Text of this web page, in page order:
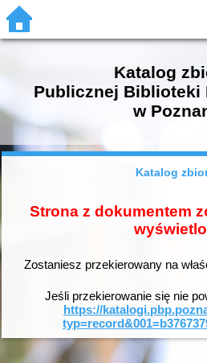
Katalog
Publicznej Biblioteki
w
Katalog
Strona z dokumentem
Zostaniesz przekierowany na
Jeśli przekierowanie się nie
https://